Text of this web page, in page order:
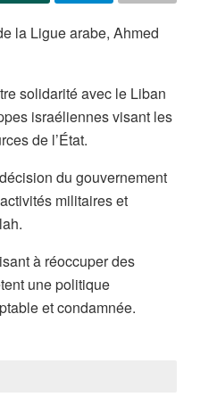
la Ligue arabe, Ahmed
solidarité avec le Liban
israéliennes visant les
de l’État.
du gouvernement
militaires et
à réoccuper des
une politique
et condamnée.